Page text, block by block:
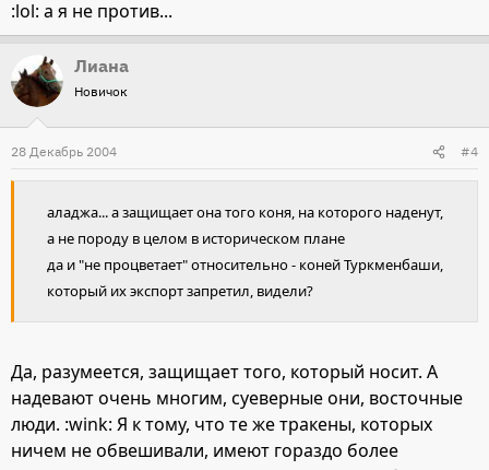
:lol: а я не против...
Лиана
Новичок
28 Декабрь 2004 #4
аладжа... а защищает она того коня, на которого наденут,
а не породу в целом в историческом плане
да и "не процветает" относительно - коней Туркменбаши,
который их экспорт запретил, видели?
Да, разумеется, защищает того, который носит. А
надевают очень многим, суеверные они, восточные
люди. :wink: Я к тому, что те же тракены, которых
ничем не обвешивали, имеют гораздо более